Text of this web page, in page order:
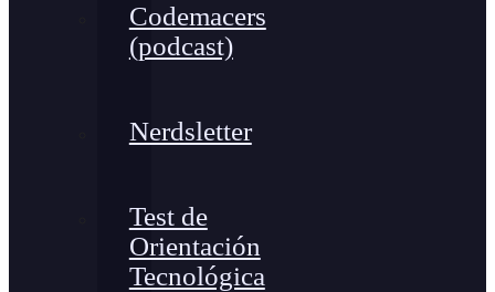
Codemacers
(podcast)
Nerdsletter
Test de
Orientación
Tecnológica